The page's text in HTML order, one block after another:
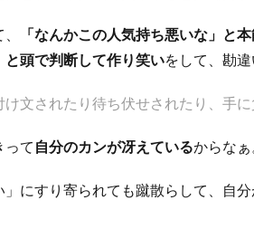
「なんかこの人気持ち悪いな」と
頭で判断して作り笑いをして、勘違
け文されたり待ち伏せされたり、手
って 自分のカンが冴えているからなぁ
」にすり寄られても蹴散らして、自